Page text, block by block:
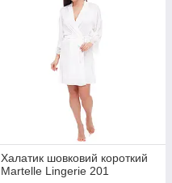
Халатик шовковий короткий
Martelle Lingerie 201